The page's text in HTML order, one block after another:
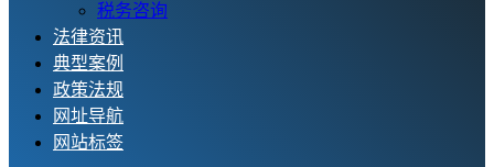
税务咨询
法律资讯
典型案例
政策法规
网址导航
网站标签